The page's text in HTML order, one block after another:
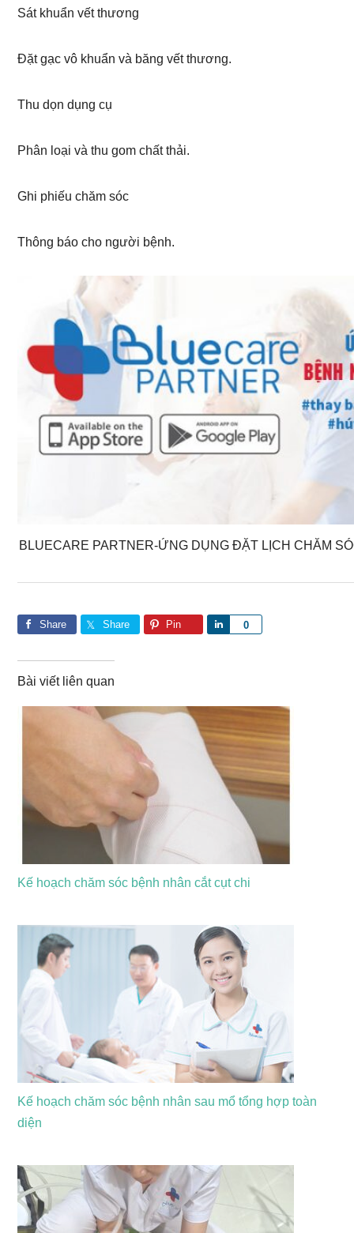
Sát khuẩn vết thương
Đặt gạc vô khuẩn và băng vết thương.
Thu dọn dụng cụ
Phân loại và thu gom chất thải.
Ghi phiếu chăm sóc
Thông báo cho người bệnh.
BLUECARE PARTNER-ỨNG DỤNG ĐẶT LỊCH CHĂM
Share Share Pin 0
e
Bài viết liên quan
Kế hoạch chăm sóc bệnh nhân cắt cụt chi
Kế hoạch chăm sóc bệnh nhân sau mổ tổng hợp toàn
diện